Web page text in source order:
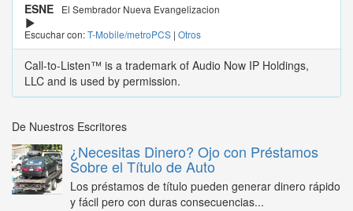
ESNE
El Sembrador Nueva Evangelizacion
Escuchar con:T-Mobile/metroPCS | Otros
Call-to-Listen™ is a trademark of Audio Now IP Holdings,
LLC and is used by permission.
De Nuestros Escritores
¿Necesitas Dinero? Ojo con Préstamos
Sobre el Título de Auto
Los préstamos de título pueden generar dinero rápido
y fácil pero con duras consecuencias...